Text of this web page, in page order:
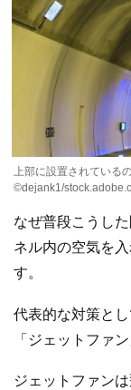
上部に設置されている
©dejank1/
なぜ普段こうし
ネル内の空気を
す。
代表的な対策と
「ジェットファ
ジェットファン